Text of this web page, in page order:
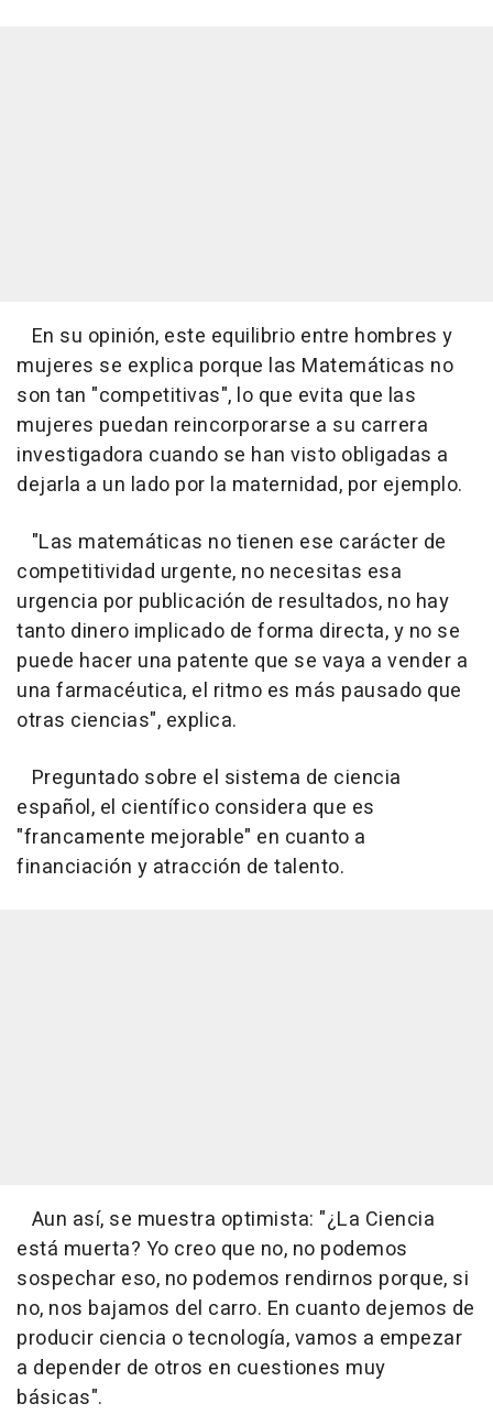
En su opinión, este equilibrio entre hombres y
mujeres se explica porque las Matemáticas no
son tan "competitivas", lo que evita que las
mujeres puedan reincorporarse a su carrera
investigadora cuando se han visto obligadas a
dejarla a un lado por la maternidad, por ejemplo.
"Las matemáticas no tienen ese carácter de
competitividad urgente, no necesitas esa
urgencia por publicación de resultados, no hay
tanto dinero implicado de forma directa, y no se
puede hacer una patente que se vaya a vender a
una farmacéutica, el ritmo es más pausado que
otras ciencias", explica.
Preguntado sobre el sistema de ciencia
español, el científico considera que es
"francamente mejorable" en cuanto a
financiación y atracción de talento.
Aun así, se muestra optimista: "¿La Ciencia
está muerta? Yo creo que no, no podemos
sospechar eso, no podemos rendirnos porque, si
no, nos bajamos del carro. En cuanto dejemos de
producir ciencia o tecnología, vamos a empezar
a depender de otros en cuestiones muy
básicas".